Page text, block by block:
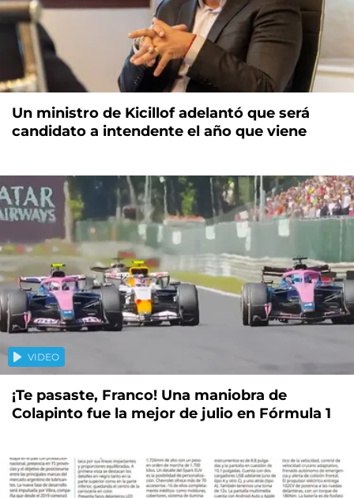
Un ministro de Kicillof adelantó que será
candidato a intendente el año que viene
VIDEO
¡Te pasaste, Franco! Una maniobra de
Colapinto fue la mejor de julio en Fórmula 1